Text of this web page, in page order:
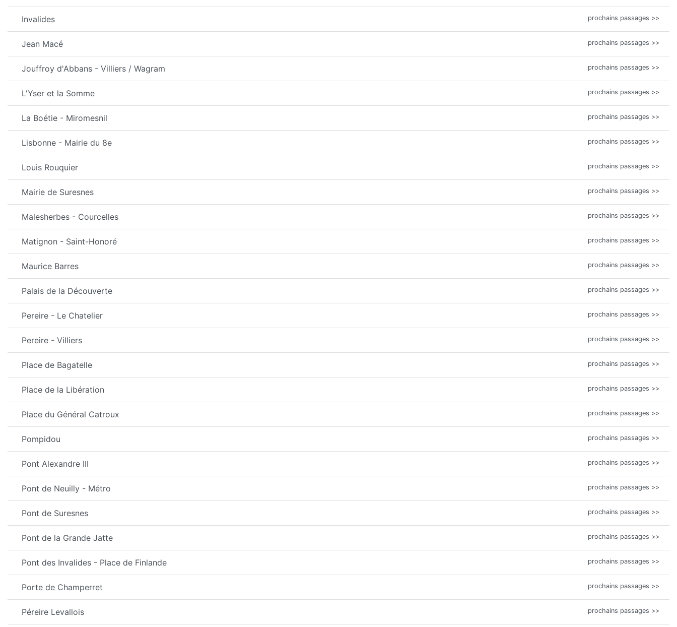
Invalides prochains passages >>
Jean Macé prochains passages >>
Jouffroy d'Abbans - Villiers / Wagram prochains passages >>
L'Yser et la Somme prochains passages >>
La Boétie - Miromesnil prochains passages >>
Lisbonne - Mairie du 8e prochains passages >>
Louis Rouquier prochains passages >>
Mairie de Suresnes prochains passages >>
Malesherbes - Courcelles prochains passages >>
Matignon - Saint-Honoré prochains passages >>
Maurice Barres prochains passages >>
Palais de la Découverte prochains passages >>
Pereire - Le Chatelier prochains passages >>
Pereire - Villiers prochains passages >>
Place de Bagatelle prochains passages >>
Place de la Libération prochains passages >>
Place du Général Catroux prochains passages >>
Pompidou prochains passages >>
Pont Alexandre III prochains passages >>
Pont de Neuilly - Métro prochains passages >>
Pont de Suresnes prochains passages >>
Pont de la Grande Jatte prochains passages >>
Pont des Invalides - Place de Finlande prochains passages >>
Porte de Champerret prochains passages >>
Péreire Levallois prochains passages >>